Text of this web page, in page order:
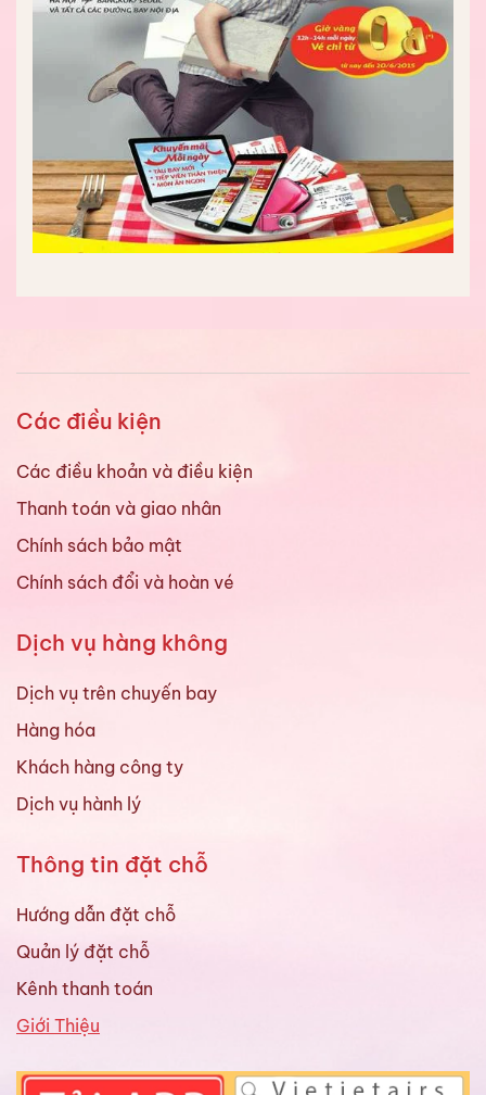
Các điều kiện
Các điều khoản và điều kiện
Thanh toán và giao nhân
Chính sách bảo mật
Chính sách đổi và hoàn vé
Dịch vụ hàng không
Dịch vụ trên chuyến bay
Hàng hóa
Khách hàng công ty
Dịch vụ hành lý
Thông tin đặt chỗ
Hướng dẫn đặt chỗ
Quản lý đặt chỗ
Kênh thanh toán
Giới Thiệu